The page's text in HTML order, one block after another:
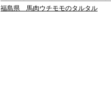
福島県 馬肉ウチモモのタルタル